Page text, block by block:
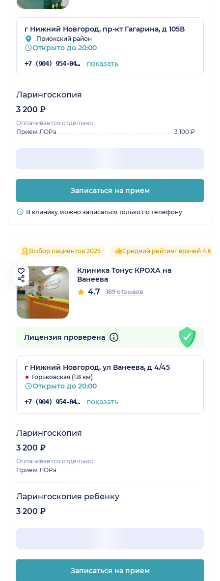
г Нижний Новгород, пр-кт Гагарина, д 105В
Приокский район
Открыто до 20:00
+7 (904) 954-04-36 показать
Ларингоскопия
3 200 ₽
Оплачивается отдельно:
Прием ЛОРа
3 100 ₽
Записаться на прием
В клинику можно записаться только по телефону
Выбор пациентов 2025 Средний рейтинг врачей 4.6
Клиника Тонус КРОХА на
Ванеева
4.7 189 отзывов
Лицензия проверена
г Нижний Новгород, ул Ванеева, д 4/45
Горьковская (1.8 км)
Открыто до 20:00
+7 (904) 954-04-35 показать
Ларингоскопия
3 200 ₽
Оплачивается отдельно:
Прием ЛОРа
Ларингоскопия ребенку
3 200 ₽
Записаться на прием